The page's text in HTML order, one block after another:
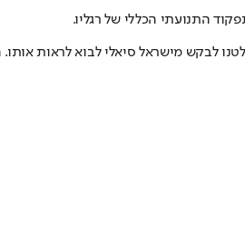
לבקש מישראל סיאלי לבוא לראות אותו.